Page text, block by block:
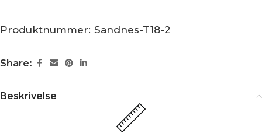
Produktnummer: Sandnes-T18-2
Share:
Beskrivelse